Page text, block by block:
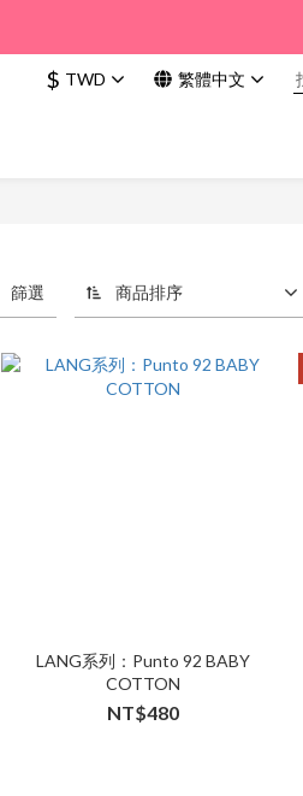
$ TWD 繁體中文
篩選 商品排序
LANG系列：Punto 92 BABY
COTTON
NT$480